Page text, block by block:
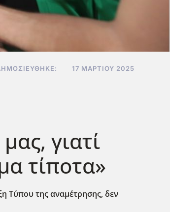
17 ΜΑΡΤΊΟΥ 2025
γιατί
τίποτα»
Τύπου της αναμέτρησης, δεν